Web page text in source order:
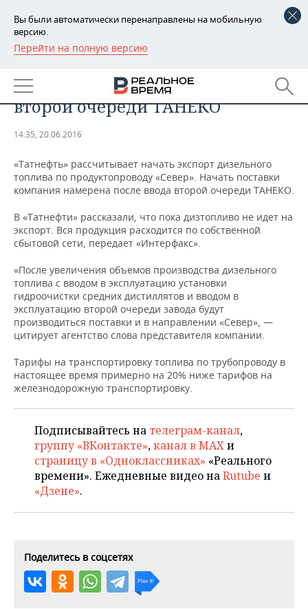
Вы были автоматически перенаправлены на мобильную
версию.
Перейти на полную версию
РЕГИОНЫ
БАШКОРТОСТАН
ТАТАРСТАН
НОВОСТИ
АНАЛИТИКА
ДЕКЛАРАЦИИ О ДОХОДАХ
ВУЗЫ ТАТАРСТАНА
КОМУ ПРИНАДЛЕЖАТ
ТОРГОВЫЕ ЦЕНТРЫ
ТАТАРСТАНА
НОВОСТИ ЭКОНОМИКИ
БАНКИ
БЮДЖЕТ
ИНВЕСТИЦИИ
ПРОМЫШЛЕННОСТЬ
ПРОМЫШЛЕННОСТИ
АГРОПРОМ
МАШИНОСТРОЕНИЕ
НЕФТЕХИМИЯ
НЕФТЬ
ОПК
ЭНЕРГЕТИКА
НОВОСТИ НЕДВИЖИМОСТИ
АВТО
НОВОСТИ АВТО
БИЗНЕС
НОВОСТИ БИЗНЕСА
РОЗНИЧНАЯ ТОРГОВЛЯ
ТРАНСПОРТ
УСЛУГИ
ТЕХНОЛОГИИ
НОВОСТИ ТЕХНОЛОГИЙ
IT
МЕДИА
ТЕЛЕКОММУНИКАЦИИ
МЕРОПРИЯТИЯ
НОВОСТИ МЕРОПРИЯТИЙ
ВЫЕЗДНАЯ РЕДАКЦИЯ
БИЗНЕС-БРАНЧИ
ONLINE-КОНФЕРЕНЦИИ
ОТКРЫТАЯ ЛЕКЦИЯ
СПОРТ
НОВОСТИ СПОРТА
ФУТБОЛ
ХОККЕЙ
БАСКЕТБОЛ
КИБЕРСПОРТ
ФИГУРНОЕ КАТАНИЕ
ОБЩЕСТВО
НОВОСТИ ОБЩЕСТВА
ВЛАСТЬ
ИНФРАСТРУКТУРА
КУЛЬТУРА
МЕДИЦИНА
ФОТОГАЛЕРЕЯ
СЮЖЕТЫ
СПРАВОЧНИК
СПИСОК КОМПАНИЙ
экспорт дизтоплива после ввода
второй очереди ТАНЕКО
14:35, 20.06.2016
«Татнефть» рассчитывает начать экспорт дизельного
топлива по продуктопроводу «Север». Начать поставки
компания намерена после ввода второй очереди ТАНЕКО.
В «Татнефти» рассказали, что пока дизтопливо не идет на
экспорт. Вся продукция расходится по собственной
сбытовой сети, передает «Интерфакс».
«После увеличения объемов производства дизельного
топлива с вводом в эксплуатацию установки
гидроочистки средних дистиллятов и вводом в
эксплуатацию второй очереди завода будут
производиться поставки и в направлении «Север», —
цитирует агентство слова представителя компании.
Тарифы на транспортировку топлива по трубопроводу в
настоящее время примерно на 20% ниже тарифов на
железнодорожную транспортировку.
Подписывайтесь на телеграм-канал,
группу «ВКонтакте»,канал в MAXи
страницу в «Одноклассниках» «Реального
времени». Ежедневные видео наRutube и
«Дзене».
Поделитесь в соцсетях